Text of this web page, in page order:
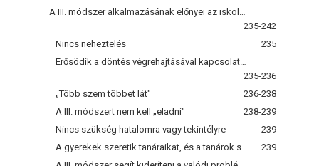
235-242
Nincs neheztelés
235
235-236
„Több szem többet lát"
236-238
A III. módszert nem kell „eladni"
238-239
Nincs szükség hatalomra vagy tekintélyre
239
239